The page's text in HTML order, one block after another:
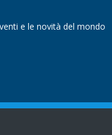
e le novità del mondo